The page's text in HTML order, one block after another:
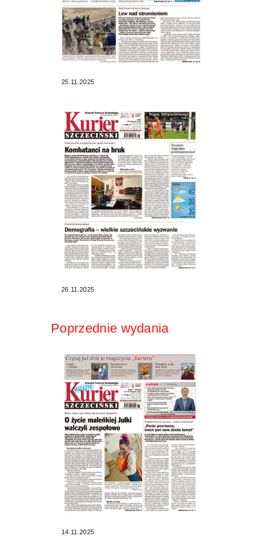
25.11.2025
26.11.2025
Poprzednie wydania
14.11.2025